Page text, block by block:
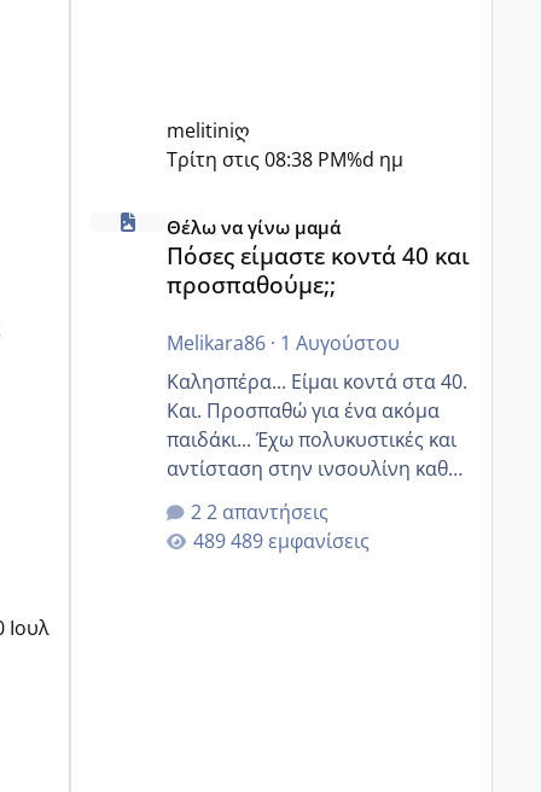
Ιουλ
melitiniღ
Τρίτη στις 08:38 PM%d ημ
Πόσες είμαστε κοντά 40 και προσπαθούμε;;
Θέλω να γίνω μαμά
Πόσες είμαστε κοντά 40 και
προσπαθούμε;;
Melikara86· 1 Αυγούστου
Καλησπέρα... Είμαι κοντά στα 40.
Και. Προσπαθώ για ένα ακόμα
παιδάκι... Έχω πολυκυστικές και
αντίσταση στην ινσουλίνη καθώς
και χάσιμοτο! Έχω λίγα κιλά
παραπάνω και όσο κ αν
προσπαθώ δεν χάνω εύκολα!
2 απαντήσεις
489 εμφανίσεις